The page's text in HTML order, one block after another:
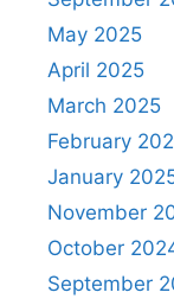
May 2025
April 2025
March 2025
February
January
November
October
September